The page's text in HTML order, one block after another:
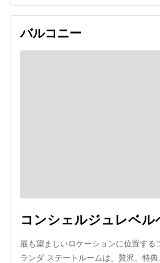
バルコニー
コンシェルジュレベル
最も望ましいロケーションに位置する
ランダ ステートルームは、贅沢、特